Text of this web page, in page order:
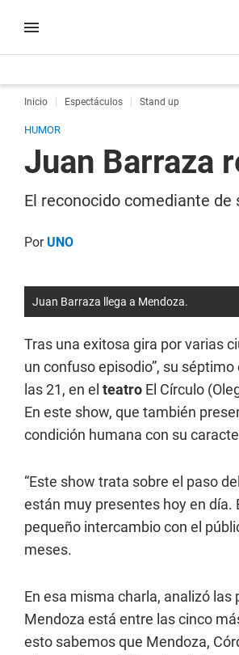
Inicio Espectáculos Stand up
HUMOR
Juan Barraza
El reconocido comediante de
PorUNO
Juan Barraza llega a Mendoza.
Tras una exitosa gira por varias
un confuso episodio”, su
las 21, en el teatro El Círculo
En este show, que también
condición humana con su
“Este show trata sobre el paso
están muy presentes hoy en día.
pequeño intercambio con el
meses.
En esa misma charla, analizó
Mendoza está entre las cinco
esto sabemos que Mendoza,